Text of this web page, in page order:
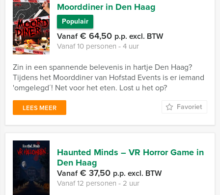
Moorddiner in Den Haag
Populair
Vanaf€ 64,50 p.p. excl. BTW
Vanaf 10 personen ‐ 4 uur
Zin in een spannende belevenis in hartje Den Haag?
Tijdens het Moorddiner van Hofstad Events is er iemand
'omgelegd´! Net voor het eten. Lost u het op?
LEES MEER Favoriet
Haunted Minds – VR Horror Game in
Den Haag
Vanaf€ 37,50 p.p. excl. BTW
Vanaf 12 personen ‐ 2 uur